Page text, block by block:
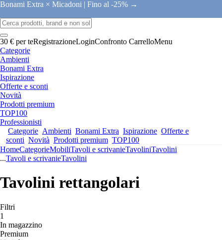
Bonami Extra × Micadoni | Fino al -25% →
30 € per teRegistrazioneLoginConfronto CarrelloMenu
Categorie
Ambienti
Bonami Extra
Ispirazione
Offerte e sconti
Novità
Prodotti premium
TOP100
Professionisti
Categorie Ambienti Bonami Extra Ispirazione Offerte e
sconti Novità Prodotti premium TOP100
HomeCategorieMobiliTavoli e scrivanieTavoliniTavolini
...Tavoli e scrivanieTavolini
Tavolini rettangolari
Filtri
1
In magazzino
Premium